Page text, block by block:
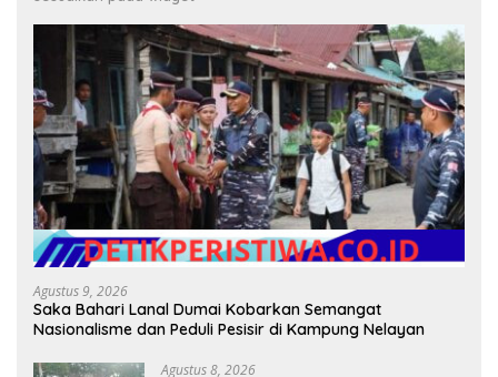
Agustus 9, 2026
Saka Bahari Lanal Dumai Kobarkan Semangat
Nasionalisme dan Peduli Pesisir di Kampung Nelayan
Agustus 8, 2026